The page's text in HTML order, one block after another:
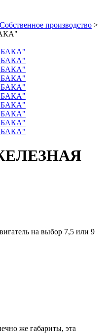
Собственное производство >
на выбор 7,5 или 9
же габариты, эта